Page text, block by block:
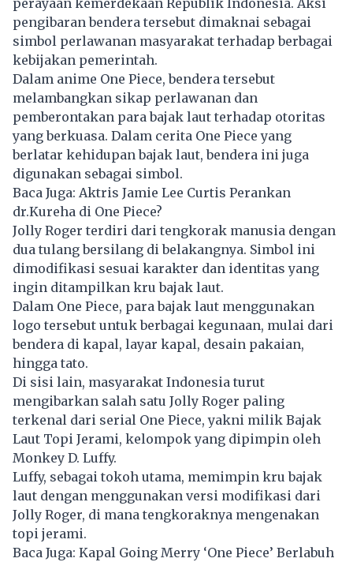
pengibaran bendera tersebut dimaknai sebagai
simbol perlawanan masyarakat terhadap berbagai
kebijakan pemerintah.
Dalam anime One Piece, bendera tersebut
melambangkan sikap perlawanan dan
pemberontakan para bajak laut terhadap otoritas
yang berkuasa. Dalam cerita One Piece yang
berlatar kehidupan bajak laut, bendera ini juga
digunakan sebagai simbol.
Baca Juga: Aktris Jamie Lee Curtis Perankan
dr.Kureha di One Piece?
Jolly Roger terdiri dari tengkorak manusia dengan
dua tulang bersilang di belakangnya. Simbol ini
dimodifikasi sesuai karakter dan identitas yang
ingin ditampilkan kru bajak laut.
Dalam One Piece, para bajak laut menggunakan
logo tersebut untuk berbagai kegunaan, mulai dari
bendera di kapal, layar kapal, desain pakaian,
hingga tato.
Di sisi lain, masyarakat Indonesia turut
mengibarkan salah satu Jolly Roger paling
terkenal dari serial One Piece, yakni milik Bajak
Laut Topi Jerami, kelompok yang dipimpin oleh
Monkey D. Luffy.
Luffy, sebagai tokoh utama, memimpin kru bajak
laut dengan menggunakan versi modifikasi dari
Jolly Roger, di mana tengkoraknya mengenakan
topi jerami.
Baca Juga: Kapal Going Merry ‘One Piece’ Berlabuh